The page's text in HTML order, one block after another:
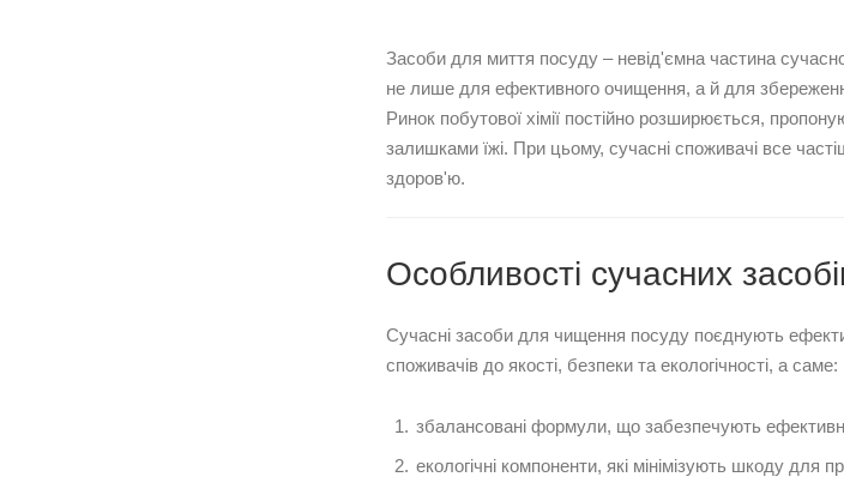
Засоби для миття посуду – невід'ємна частина
не лише для ефективного очищення, а й для
Ринок побутової хімії постійно розширюється,
залишками їжі. При цьому, сучасні споживачі все
здоров'ю.
Особливості сучасних
Сучасні засоби для чищення посуду поєднують
споживачів до якості, безпеки та екологічності, а саме:
збалансовані формули, що забезпечують
екологічні компоненти, які мінімізують шкоду для